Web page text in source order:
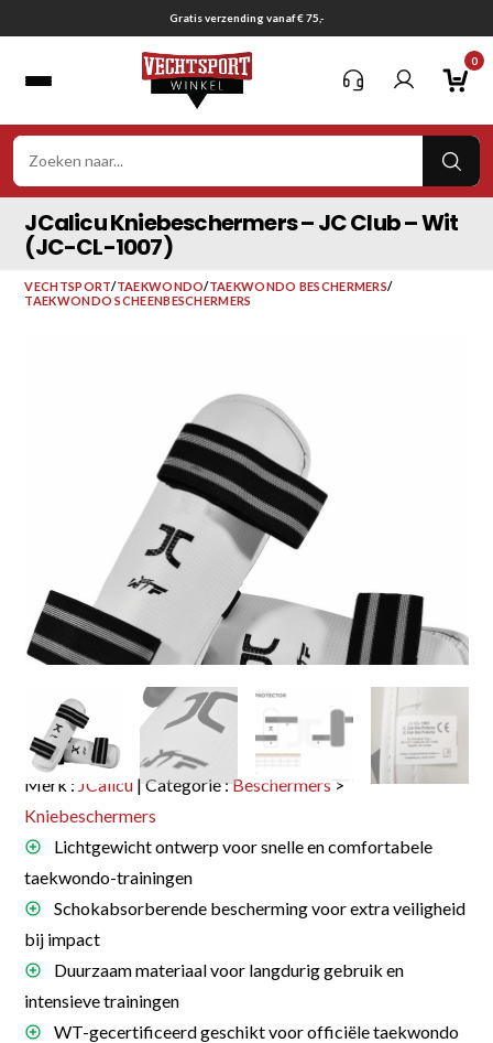
naar
Gratis verzending vanaf € 75,-
0
JCalicu Kniebeschermers – JC Club – Wit
(JC-CL-1007)
VECHTSPORT/TAEKWONDO/TAEKWONDO BESCHERMERS/
TAEKWONDO SCHEENBESCHERMERS
Merk : JCalicu | Categorie :Beschermers >
Kniebeschermers
Lichtgewicht ontwerp voor snelle en comfortabele
taekwondo-trainingen
Schokabsorberende bescherming voor extra veiligheid
bij impact
Duurzaam materiaal voor langdurig gebruik en
intensieve trainingen
WT-gecertificeerd geschikt voor officiële taekwondo